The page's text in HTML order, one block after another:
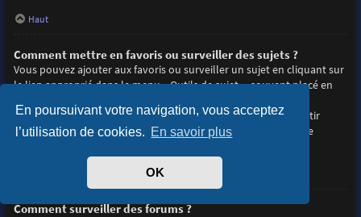
En poursuivant votre navigation, vous acceptez
l’utilisation de cookies. En savoir plus
OK
Haut
Comment mettre en favoris ou surveiller des sujets ?
Vous pouvez ajouter aux favoris ou surveiller un sujet en cliquant sur
le lien approprié dans le menu « Outils de sujet », souvent placé en
Répondre à un sujet en cochant la case du formulaire « M’avertir
lorsqu’une réponse est postée » vous permettra également de
Comment surveiller des forums ?